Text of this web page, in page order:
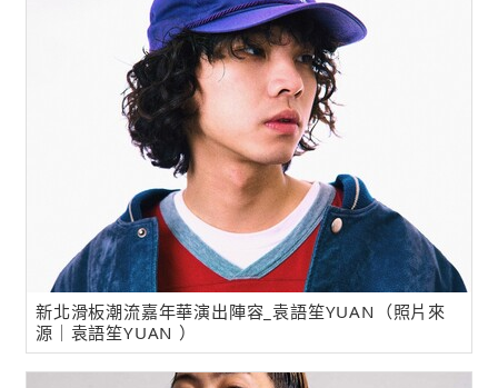
新北滑板潮流嘉年華演出陣容_袁語笙YUAN（照片來
源｜袁語笙YUAN ）